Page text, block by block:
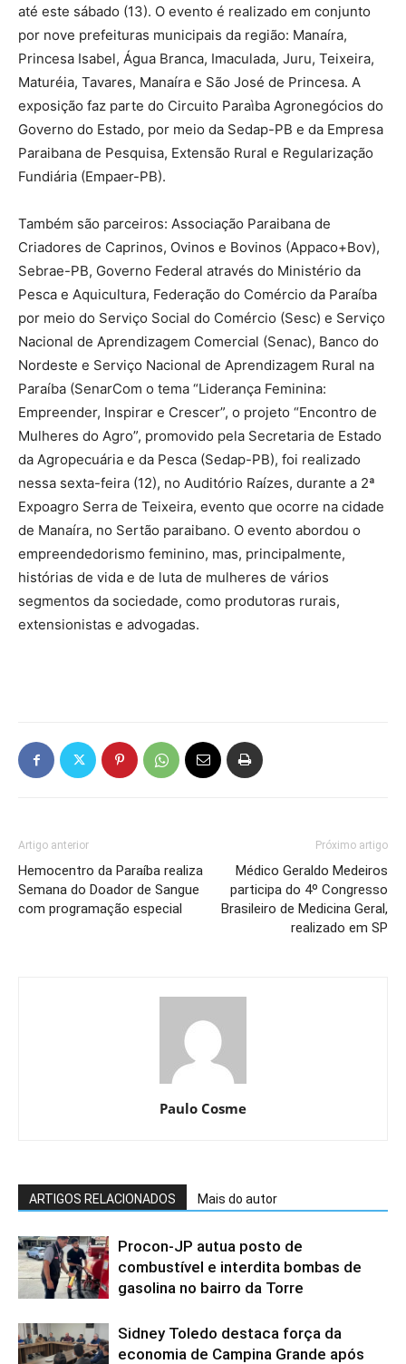
até este sábado (13). O evento é realizado em conjunto
por nove prefeituras municipais da região: Manaíra,
Princesa Isabel, Água Branca, Imaculada, Juru, Teixeira,
Maturéia, Tavares, Manaíra e São José de Princesa. A
exposição faz parte do Circuito Paraìba Agronegócios do
Governo do Estado, por meio da Sedap-PB e da Empresa
Paraibana de Pesquisa, Extensão Rural e Regularização
Fundiária (Empaer-PB).
Também são parceiros: Associação Paraibana de
Criadores de Caprinos, Ovinos e Bovinos (Appaco+Bov),
Sebrae-PB, Governo Federal através do Ministério da
Pesca e Aquicultura, Federação do Comércio da Paraíba
por meio do Serviço Social do Comércio (Sesc) e Serviço
Nacional de Aprendizagem Comercial (Senac), Banco do
Nordeste e Serviço Nacional de Aprendizagem Rural na
Paraíba (SenarCom o tema “Liderança Feminina:
Empreender, Inspirar e Crescer”, o projeto “Encontro de
Mulheres do Agro”, promovido pela Secretaria de Estado
da Agropecuária e da Pesca (Sedap-PB), foi realizado
nessa sexta-feira (12), no Auditório Raízes, durante a 2ª
Expoagro Serra de Teixeira, evento que ocorre na cidade
de Manaíra, no Sertão paraibano. O evento abordou o
empreendedorismo feminino, mas, principalmente,
histórias de vida e de luta de mulheres de vários
segmentos da sociedade, como produtoras rurais,
extensionistas e advogadas.
Artigo anterior
Hemocentro da Paraíba realiza
Semana do Doador de Sangue
com programação especial
Próximo artigo
Médico Geraldo Medeiros
participa do 4º Congresso
Brasileiro de Medicina Geral,
realizado em SP
Paulo Cosme
ARTIGOS RELACIONADOS Mais do autor
Procon-JP autua posto de
combustível e interdita bombas de
gasolina no bairro da Torre
Sidney Toledo destaca força da
economia de Campina Grande após